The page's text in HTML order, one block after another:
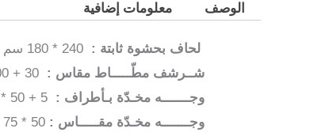
الوصف معلومات إضافية
لحاف بحشوة ثابتة :
شــرشف مطّـــــاط مقاس :
وجـــــــه مخـدّة بـأطراف :
وجـــــــه مخـدّة مقـــــاس :